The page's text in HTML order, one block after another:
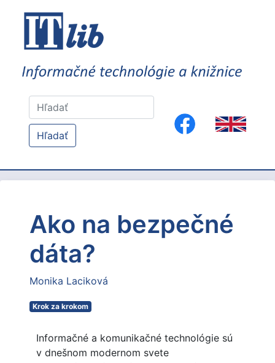
Hľadať
Ako na bezpečné
dáta?
Monika Laciková
Krok za krokom
Informačné a komunikačné technológie sú
v dnešnom modernom svete